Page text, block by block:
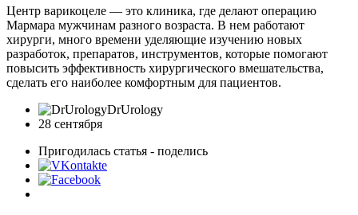
Центр варикоцеле — это клиника, где делают операцию
Мармара мужчинам разного возраста. В нем работают
хирурги, много времени уделяющие изучению новых
разработок, препаратов, инструментов, которые помогают
повысить эффективность хирургического вмешательства,
сделать его наиболее комфортным для пациентов.
DrUrology
28 сентября
Пригодилась статья - поделись